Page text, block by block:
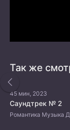
Так же
45 мин, 2023
Саундтрек № 2